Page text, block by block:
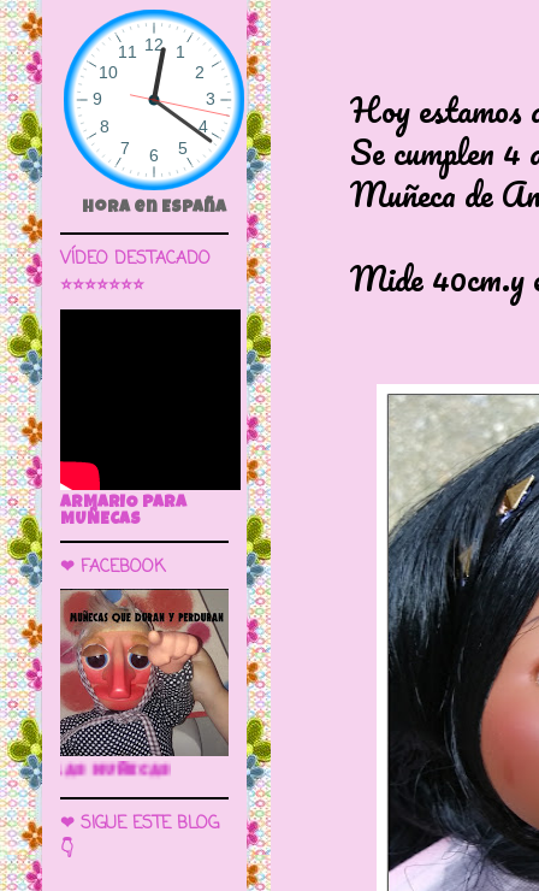
Hoy estamos
Se cumplen 4
Muñeca de
Mide 40cm.y
Hora en España
VÍDEO DESTACADO
⭐⭐⭐⭐⭐⭐⭐
ARMARIO PARA
MUÑECAS
❤ FACEBOOK
🌼 LA CUEVA DE LAS MUÑECAS
❤ SIGUE ESTE BLOG
👇